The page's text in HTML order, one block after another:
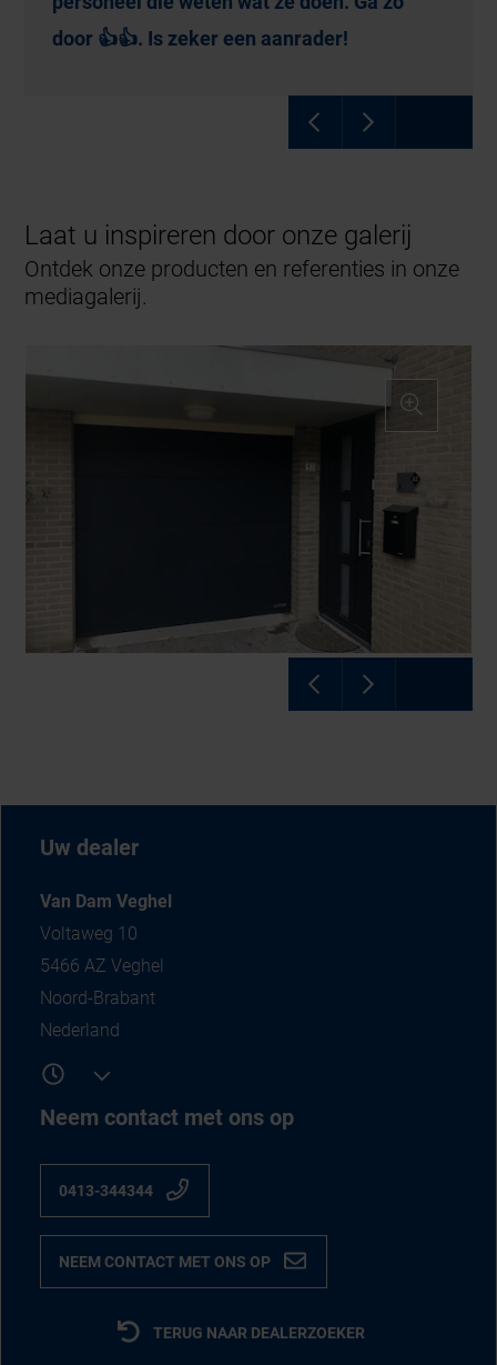
door 👍👍. Is zeker een aanrader!
Laat u inspireren door onze galerij
Ontdek onze producten en referenties in onze
mediagalerij.
Uw dealer
Van Dam Veghel
Voltaweg 10
5466 AZ Veghel
Noord-Brabant
Nederland
Neem contact met ons op
0413-344344
NEEM CONTACT MET ONS OP
TERUG NAAR DEALERZOEKER